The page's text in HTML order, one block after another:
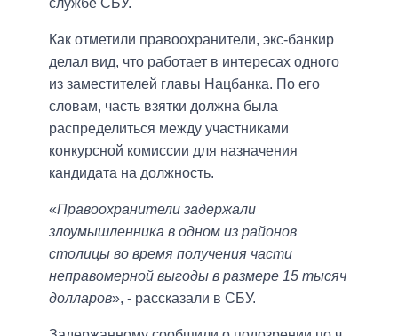
службе СБУ.
Как отметили правоохранители, экс-банкир
делал вид, что работает в интересах одного
из заместителей главы Нацбанка. По его
словам, часть взятки должна была
распределиться между участниками
конкурсной комиссии для назначения
кандидата на должность.
«Правоохранители задержали
злоумышленника в одном из районов
столицы во время получения части
неправомерной выгоды в размере 15 тысяч
долларов», - рассказали в СБУ.